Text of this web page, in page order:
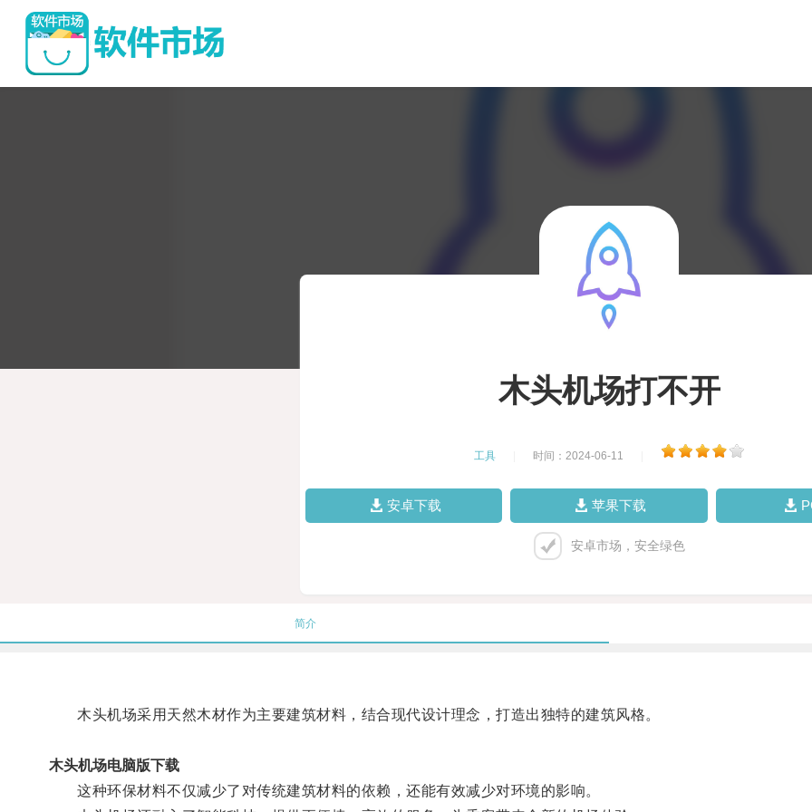
木头机场打不开
工具 时间：2024-06-11
安卓下载 苹果下载
安卓市场，安全绿色
简介
木头机场采用天然木材作为主要建筑材料，结合现代设计理念，打造出独特的建筑风格。
木头机场电脑版下载
这种环保材料不仅减少了对传统建筑材料的依赖，还能有效减少对环境的影响。